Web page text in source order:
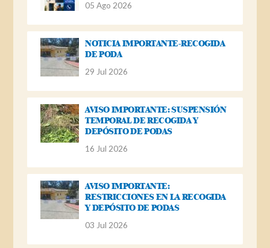
05 Ago 2026
NOTICIA IMPORTANTE-RECOGIDA
DE PODA
29 Jul 2026
AVISO IMPORTANTE: SUSPENSIÓN
TEMPORAL DE RECOGIDA Y
DEPÓSITO DE PODAS
16 Jul 2026
AVISO IMPORTANTE:
RESTRICCIONES EN LA RECOGIDA
Y DEPÓSITO DE PODAS
03 Jul 2026